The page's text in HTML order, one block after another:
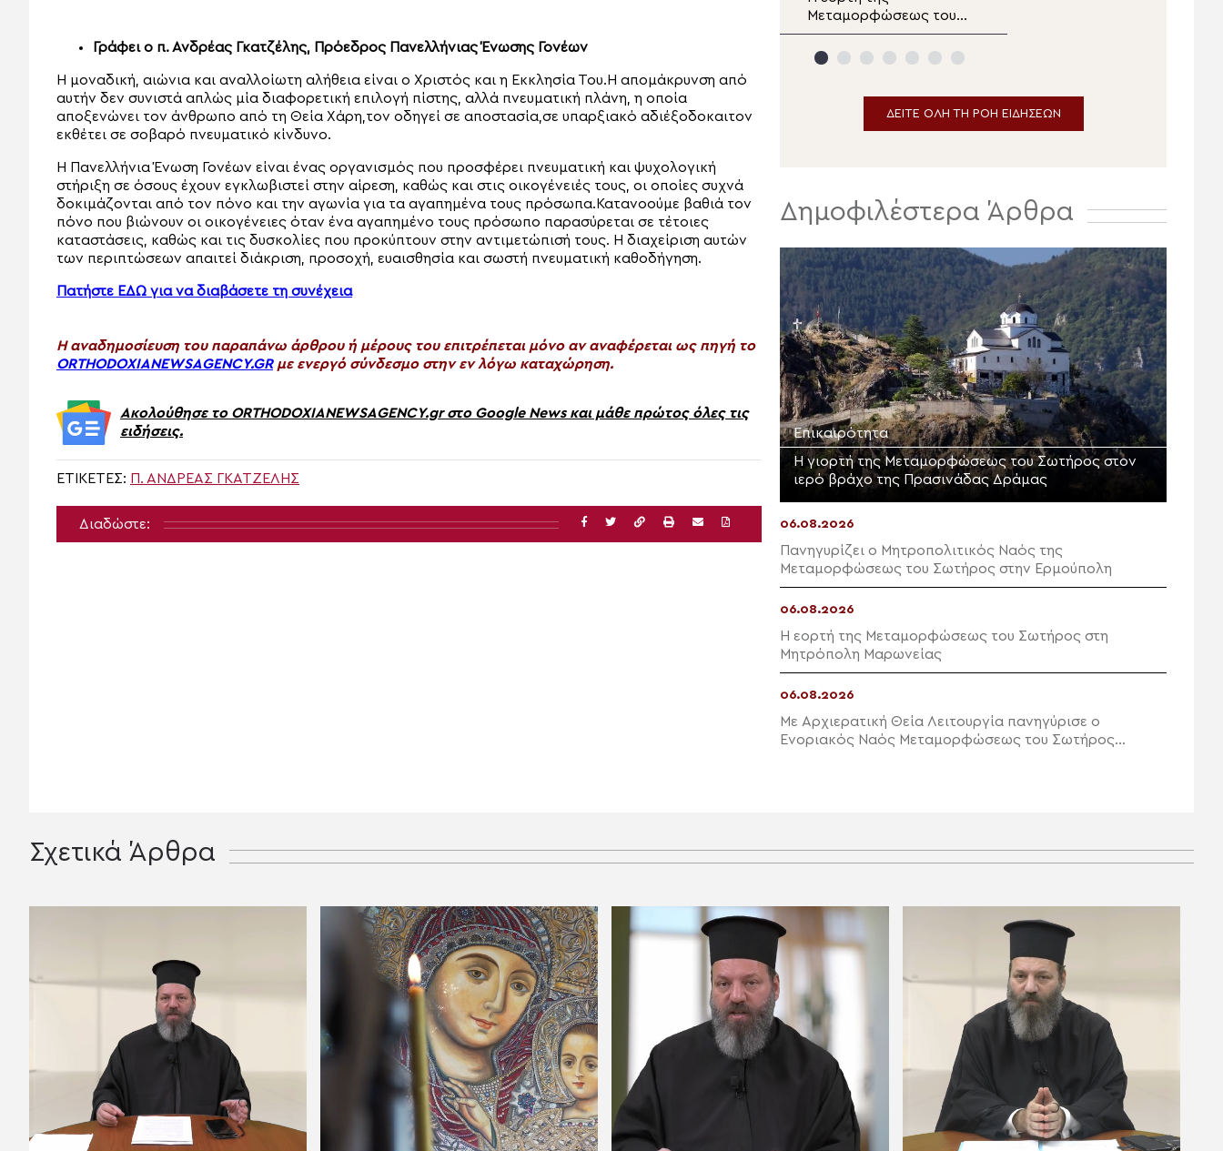
Γράφει ο π. Ανδρέας Γκατζέλης, Πρόεδρος Πανελλήνιας Ένωσης Γονέων
Η μοναδική, αιώνια και αναλλοίωτη αλήθεια είναι ο Χριστός και η Εκκλησία Του.Η απομάκρυνση από
αυτήν δεν συνιστά απλώς μία διαφορετική επιλογή πίστης, αλλά πνευματική πλάνη, η οποία
αποξενώνει τον άνθρωπο από τη Θεία Χάρη,τον οδηγεί σε αποστασία,σε υπαρξιακό αδιέξοδοκαιτον
εκθέτει σε σοβαρό πνευματικό κίνδυνο.
Η Πανελλήνια Ένωση Γονέων είναι ένας οργανισμός που προσφέρει πνευματική και ψυχολογική
στήριξη σε όσους έχουν εγκλωβιστεί στην αίρεση, καθώς και στις οικογένειές τους, οι οποίες συχνά
δοκιμάζονται από τον πόνο και την αγωνία για τα αγαπημένα τους πρόσωπα.Κατανοούμε βαθιά τον
πόνο που βιώνουν οι οικογένειες όταν ένα αγαπημένο τους πρόσωπο παρασύρεται σε τέτοιες
καταστάσεις, καθώς και τις δυσκολίες που προκύπτουν στην αντιμετώπισή τους. Η διαχείριση αυτών
των περιπτώσεων απαιτεί διάκριση, προσοχή, ευαισθησία και σωστή πνευματική καθοδήγηση.
Πατήστε ΕΔΩ για να διαβάσετε τη συνέχεια
H αναδημοσίευση του παραπάνω άρθρου ή μέρους του επιτρέπεται μόνο αν αναφέρεται ως πηγή το
ORTHODOXIANEWSAGENCY.GRμε ενεργό σύνδεσμο στην εν λόγω καταχώρηση.
Ακολούθησε το ORTHODOXIANEWSAGENCY.gr στο Google News και μάθε πρώτος όλες τις
ειδήσεις.
ΕΤΙΚΈΤΕΣ: Π. ΑΝΔΡΈΑΣ ΓΚΑΤΖΈΛΗΣ
Διαδώστε:
Μεταμορφώσεως του
Σωτήρος στα Λευκάκια
Ναυπλίου
ΔΕΙΤΕ ΟΛΗ ΤΗ ΡΟΗ ΕΙΔΗΣΕΩΝ
Δημοφιλέστερα Άρθρα
Επικαιρότητα
Η γιορτή της Μεταμορφώσεως του Σωτήρος στον
ιερό βράχο της Πρασινάδας Δράμας
06.08.2026
Πανηγυρίζει ο Μητροπολιτικός Ναός της
Μεταμορφώσεως του Σωτήρος στην Ερμούπολη
06.08.2026
Η εορτή της Μεταμορφώσεως του Σωτήρος στη
Μητρόπολη Μαρωνείας
06.08.2026
Με Αρχιερατική Θεία Λειτουργία πανηγύρισε ο
Ενοριακός Ναός Μεταμορφώσεως του Σωτήρος
Σχετικά Άρθρα